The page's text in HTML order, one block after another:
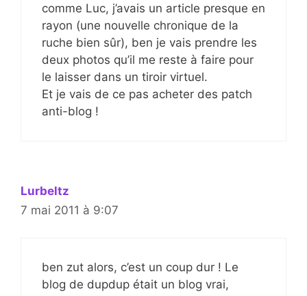
comme Luc, j’avais un article presque en
rayon (une nouvelle chronique de la
ruche bien sûr), ben je vais prendre les
deux photos qu’il me reste à faire pour
le laisser dans un tiroir virtuel.
Et je vais de ce pas acheter des patch
anti-blog !
Lurbeltz
7 mai 2011 à 9:07
ben zut alors, c’est un coup dur ! Le
blog de dupdup était un blog vrai,